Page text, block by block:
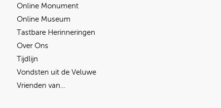
Online Monument
Online Museum
Tastbare Herinneringen
Over Ons
Tijdlijn
Vondsten uit de Veluwe
Vrienden van…